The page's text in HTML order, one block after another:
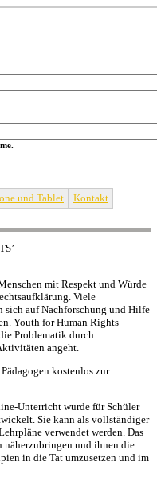
und Tablet Kontakt
mit Respekt und Würde
Viele
sich auf Nachforschung und Hilfe
Youth for Human Rights
Problematik durch
angeht.
kostenlos zur
Unterricht wurde für Schüler
Sie kann als vollständiger
verwendet werden. Das
näherzubringen und ihnen die
in die Tat umzusetzen und im